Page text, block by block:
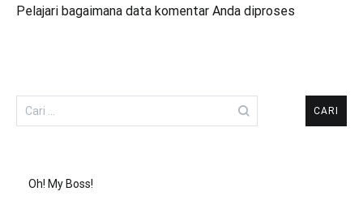
Pelajari bagaimana data komentar Anda diproses
Cari
untuk:
Oh! My Boss!